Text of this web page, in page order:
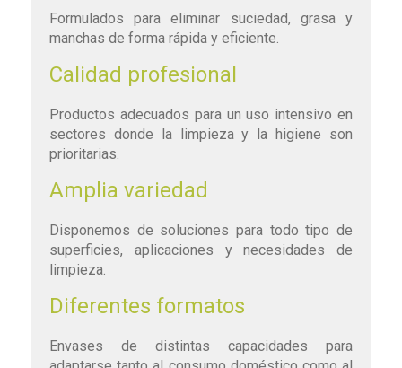
Formulados para eliminar suciedad, grasa y
manchas de forma rápida y eficiente.
Calidad profesional
Productos adecuados para un uso intensivo en
sectores donde la limpieza y la higiene son
prioritarias.
Amplia variedad
Disponemos de soluciones para todo tipo de
superficies, aplicaciones y necesidades de
limpieza.
Diferentes formatos
Envases de distintas capacidades para